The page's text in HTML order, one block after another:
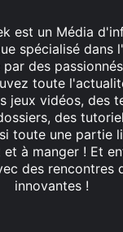
est un Média
spécialisé dans
par des
toute
jeux vidéos, des
des
toute une partie
à manger ! Et
des rencontres
innovantes !